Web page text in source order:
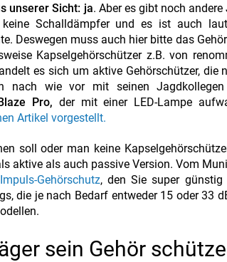
unserer Sicht: ja. Aber es gibt noch andere
Schalldämpfer und es ist auch
Deswegen muss auch hier bitte das
Kapselgehörschützer z.B. von
es sich um aktive Gehörschützer, die
nach wie vor mit seinen
Pro, der mit einer LED-Lampe
Artikel vorgestellt.
soll oder man keine
aktive als auch passive Version. Vom
Gehörschutz, den Sie super
die je nach Bedarf entweder 15 oder 33
sein Gehör